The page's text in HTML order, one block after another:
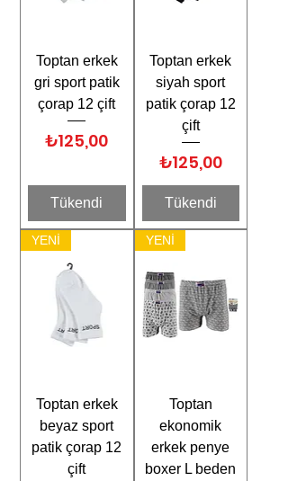
Toptan erkek
gri sport patik
çorap 12 çift
Fiyat
₺125,00
Tükendi
Toptan erkek
siyah sport
patik çorap 12
çift
Fiyat
₺125,00
Tükendi
YENİ
Toptan erkek
beyaz sport
patik çorap 12
çift
YENİ
Toptan
ekonomik
erkek penye
boxer L beden